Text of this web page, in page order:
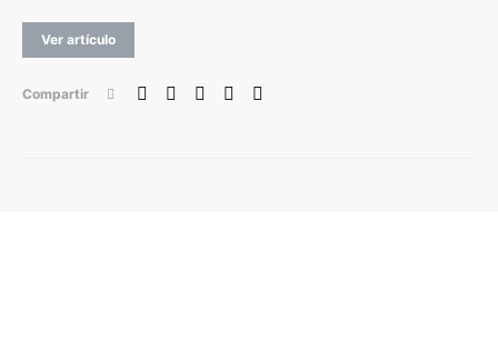
Ver artículo
Compartir